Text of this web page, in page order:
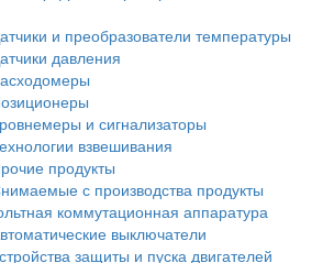
и преобразователи температуры
давления
и сигнализаторы
взвешивания
продукты
с производства продукты
коммутационная аппаратура
выключатели
защиты и пуска двигателей